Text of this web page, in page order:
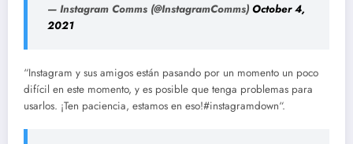
— Instagram Comms (@InstagramComms) October 4,
2021
“Instagram y sus amigos están pasando por un momento un poco
difícil en este momento, y es posible que tenga problemas para
usarlos. ¡Ten paciencia, estamos en eso!#instagramdown“.